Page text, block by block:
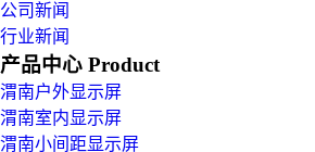
公司新闻
行业新闻
产品中心 Product
渭南户外显示屏
渭南室内显示屏
渭南小间距显示屏